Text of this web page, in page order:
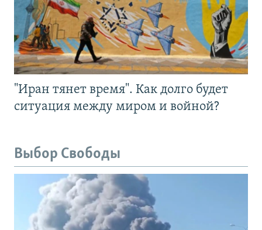
"Иран тянет время". Как долго будет
ситуация между миром и войной?
Выбор Свободы